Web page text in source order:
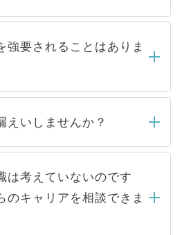
業日以内にはご連絡をせて
で、しばらくお待ちくださ
で取り扱っている求人の
Webサイトからご覧いただ
求人」です。非公開求人は
って、一般には公開してい
けるため 人気のある医療機
まうと、応募が殺到する場
求める条件に合った人材の
社に依頼するケースが増え
強要されることはありま
要することは一切ありませ
応募先から内定をいただい
要はありません。内定先へ
キャリアパートナーが行い
えいしませんか？
いすることはありませんの
さい。当サイトからの登録
ご登録者様の個人情報は、
アアップおよび転職活動の
用いたします。お預かりし
は考えていないのです
のキャリアを相談できま